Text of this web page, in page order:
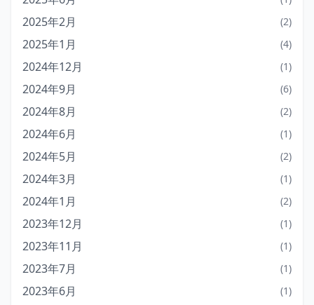
2025年2月 (2)
2025年1月 (4)
2024年12月 (1)
2024年9月 (6)
2024年8月 (2)
2024年6月 (1)
2024年5月 (2)
2024年3月 (1)
2024年1月 (2)
2023年12月 (1)
2023年11月 (1)
2023年7月 (1)
2023年6月 (1)